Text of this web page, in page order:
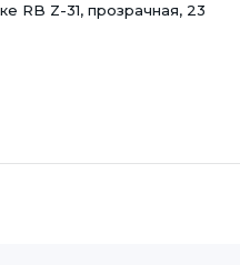
RB Z-31, прозрачная, 23